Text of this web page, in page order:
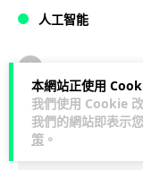
本網站正使用
我們使用 Cookie
我們的網站即表示
策 。
人工智能
Tesla HW3
現過熱 部分